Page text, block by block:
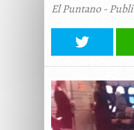
El Puntano -